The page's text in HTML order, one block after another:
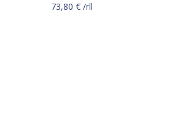
73,80€ /rll